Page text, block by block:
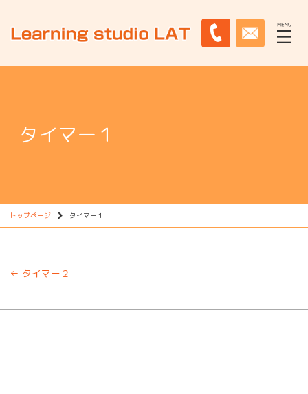
タイマー１
トップページ タイマー１
← タイマー２